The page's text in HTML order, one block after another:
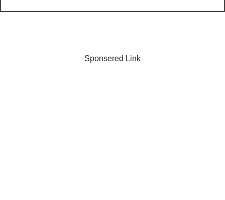
Sponsered Link